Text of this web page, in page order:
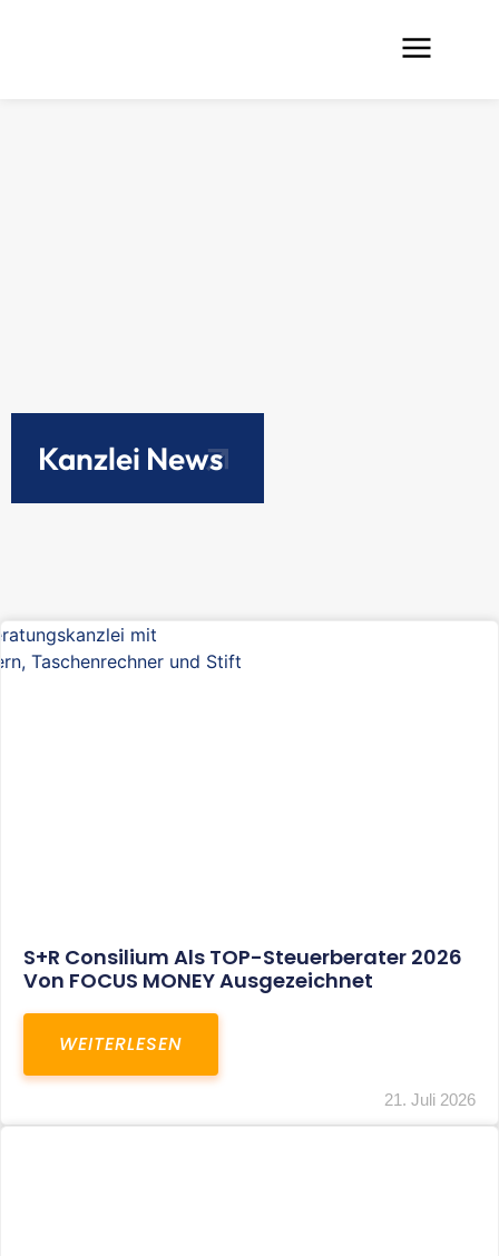
Kanzlei News
S+R Consilium Als TOP-Steuerberater 2026
Von FOCUS MONEY Ausgezeichnet
WEITERLESEN
21. Juli 2026